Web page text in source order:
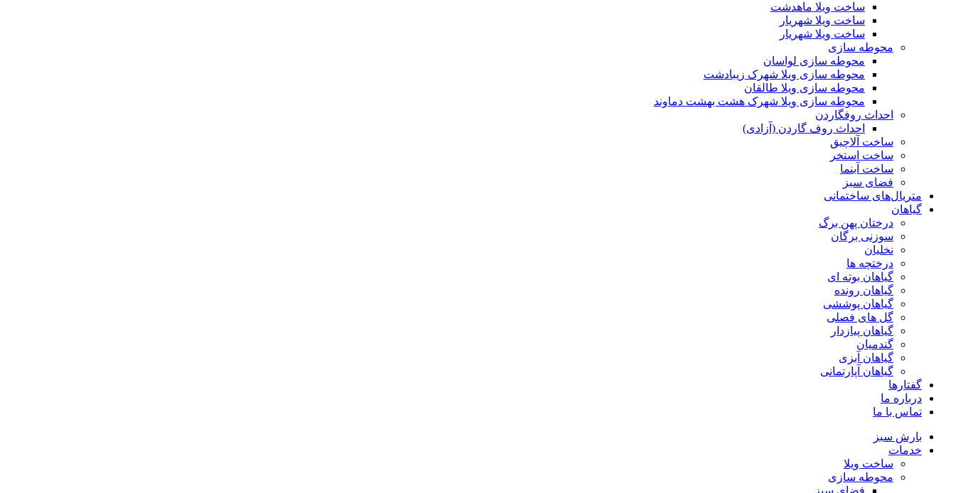
ساخت ویلا ماهدشت
ساخت ویلا شهریار
ساخت ویلا شهریار
محوطه سازی
محوطه سازی لواسان
محوطه سازی ویلا شهرک زیبادشت
محوطه سازی ویلا طالقان
محوطه سازی ویلا شهرک هشت بهشت دماوند
احداث روفگاردن
احداث روف گاردن (آزادی)
ساخت آلاچیق
ساخت استخر
ساخت آبنما
فضای سبز
متریال‌های ساختمانی
گیاهان
درختان پهن برگ
سوزنی برگان
نخلیان
درختچه ها
گیاهان بوته ای
گیاهان رونده
گیاهان پوششی
گل های فصلی
گیاهان پیازدار
گندمیان
گیاهان آبزی
گیاهان آپارتمانی
گفتارها
درباره ما
تماس با ما
بارش سبز
خدمات
ساخت ویلا
محوطه سازی
فضای سبز